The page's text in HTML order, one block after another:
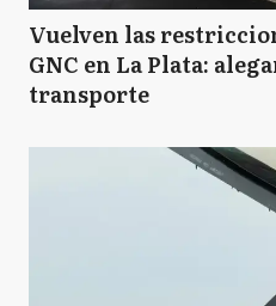
Vuelven las
GNC en La Plata:
transporte